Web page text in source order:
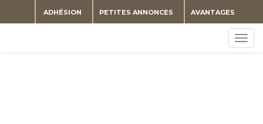
AVANTAGES
PETITES ANNONCES
ADHÉSION